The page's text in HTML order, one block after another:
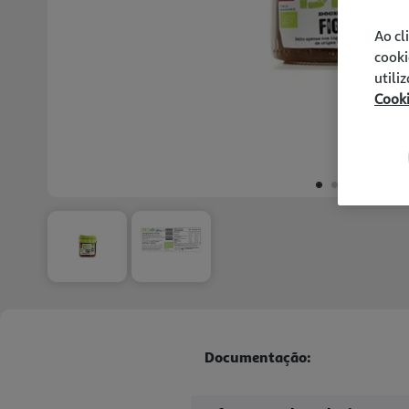
Documentação:
Ao